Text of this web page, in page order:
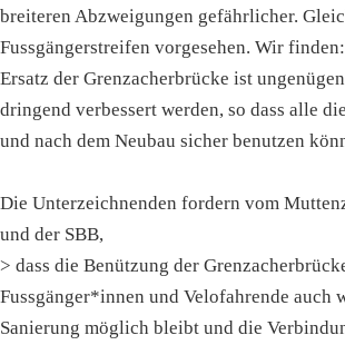
breiteren Abzweigungen gefährlicher.
Fussgängerstreifen vorgesehen. Wir
Ersatz der Grenzacherbrücke ist
dringend verbessert werden, so dass alle
und nach dem Neubau sicher benutzen
Die Unterzeichnenden fordern vom
und der SBB,
> dass die Benützung der
Fussgänger*innen und Velofahrende auch
Sanierung möglich bleibt und die